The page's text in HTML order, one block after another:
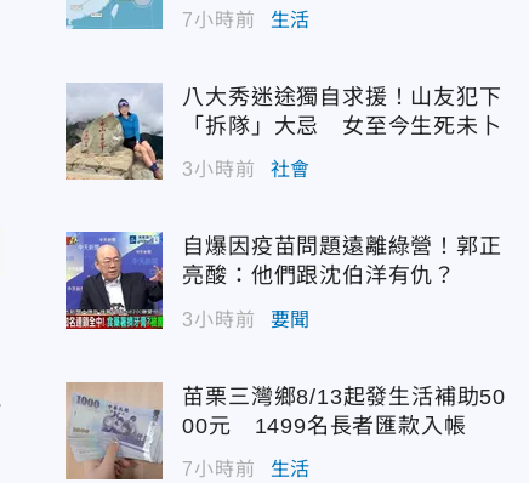
7小時前 生活
八大秀迷途獨自求援！山友犯下
「拆隊」大忌 女至今生死未卜
3小時前 社會
自爆因疫苗問題遠離綠營！郭正
亮酸：他們跟沈伯洋有仇？
3小時前 要聞
苗栗三灣鄉8/13起發生活補助50
00元 1499名長者匯款入帳
7小時前 生活